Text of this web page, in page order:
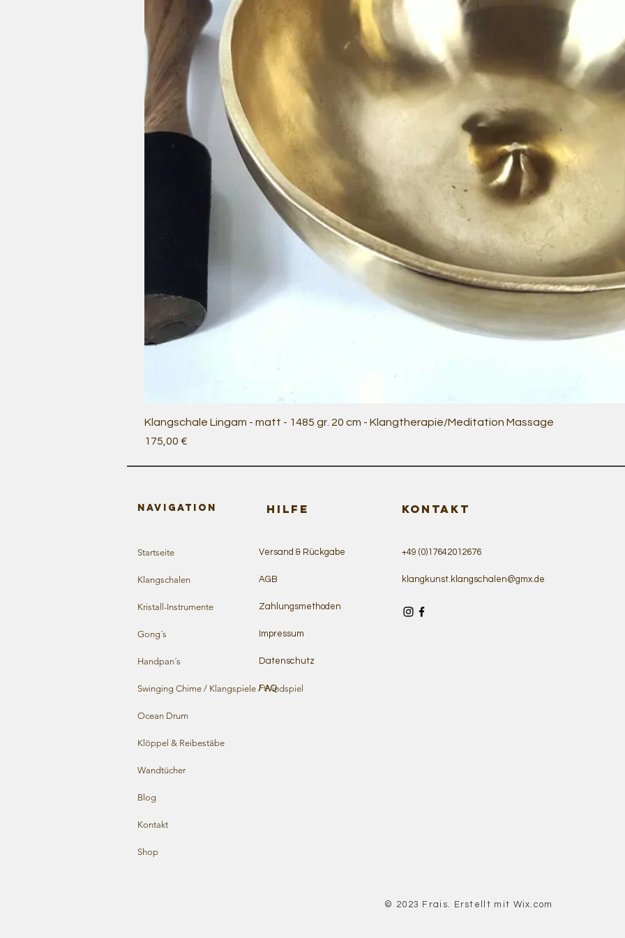
Schnellansicht
Klangschale Lingam - matt - 1485 gr. 20 cm - Klangtherapie/Meditation Massage
Preis
175,00 €
Navigation HILFE
Startseite
Klangschalen
Kristall-Instrumente
Gong´s
Handpan´s
Swinging Chime / Klangspiele / Windspiel
Ocean Drum
Klöppel & Reibestäbe
Wandtücher
Blog
Kontakt
Shop
Versand & Rückgabe
AGB
Zahlungsmethoden
Impressum
Datenschutz
FAQ
KONTAKT
+49 (0)17642012676
klangkunst.klangschalen@gmx.de
© 2023 Frais. Erstellt mit Wix.com